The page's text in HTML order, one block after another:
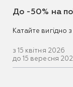
До -50% на
Катайте вигідно
з 15 квітня 2026
до 15 вересня